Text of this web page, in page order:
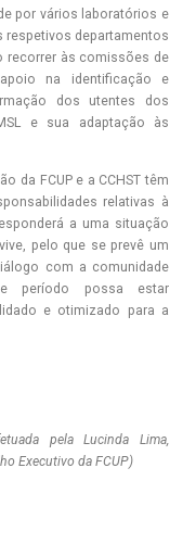
por vários laboratórios e
respetivos departamentos
recorrer às comissões de
na identificação e
dos utentes dos
e sua adaptação às
da FCUP e a CCHST têm
relativas à
a uma situação
pelo que se prevê um
com a comunidade
período possa estar
e otimizado para a
pela Lucinda Lima,
Executivo da FCUP)